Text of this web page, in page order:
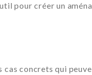
pour créer un
concrets qui